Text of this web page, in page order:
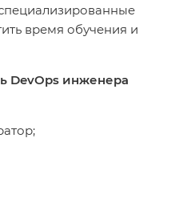
время обучения и
DevOps инженера